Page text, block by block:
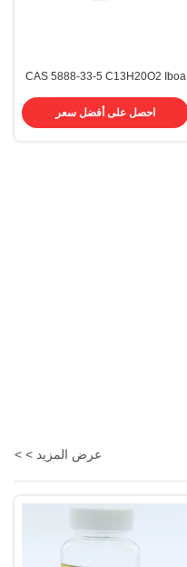
CAS 5888-33-5 C13H20O2 Iboa
احصل على أفضل سعر
عرض المزيد > >